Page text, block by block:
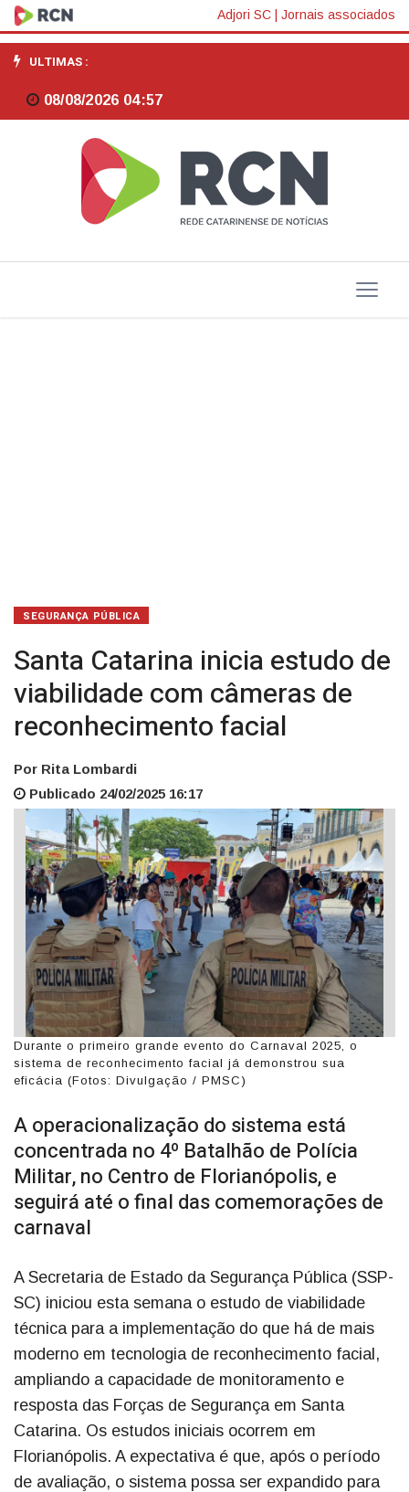
Santa
Catarina
inicia
estudo
viabilidade
com
Adjori SC Jornais associados
ULTIMAS :
08/08/2026 04:57
SEGURANÇA PÚBLICA
Santa Catarina inicia estudo de
viabilidade com câmeras de
reconhecimento facial
Por Rita Lombardi
Publicado 24/02/2025 16:17
Durante o primeiro grande evento do Carnaval 2025, o
sistema de reconhecimento facial já demonstrou sua
eficácia (Fotos: Divulgação / PMSC)
A operacionalização do sistema está
concentrada no 4º Batalhão de Polícia
Militar, no Centro de Florianópolis, e
seguirá até o final das comemorações de
carnaval
A Secretaria de Estado da Segurança Pública (SSP-
SC) iniciou esta semana o estudo de viabilidade
técnica para a implementação do que há de mais
moderno em tecnologia de reconhecimento facial,
ampliando a capacidade de monitoramento e
resposta das Forças de Segurança em Santa
Catarina. Os estudos iniciais ocorrem em
Florianópolis. A expectativa é que, após o período
de avaliação, o sistema possa ser expandido para